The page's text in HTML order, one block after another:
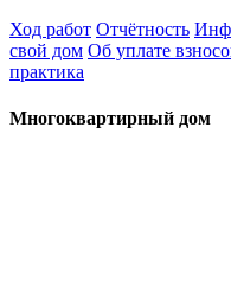
Ход работ Отчётность
свой дом Об уплате
практика
Многоквартирный дом